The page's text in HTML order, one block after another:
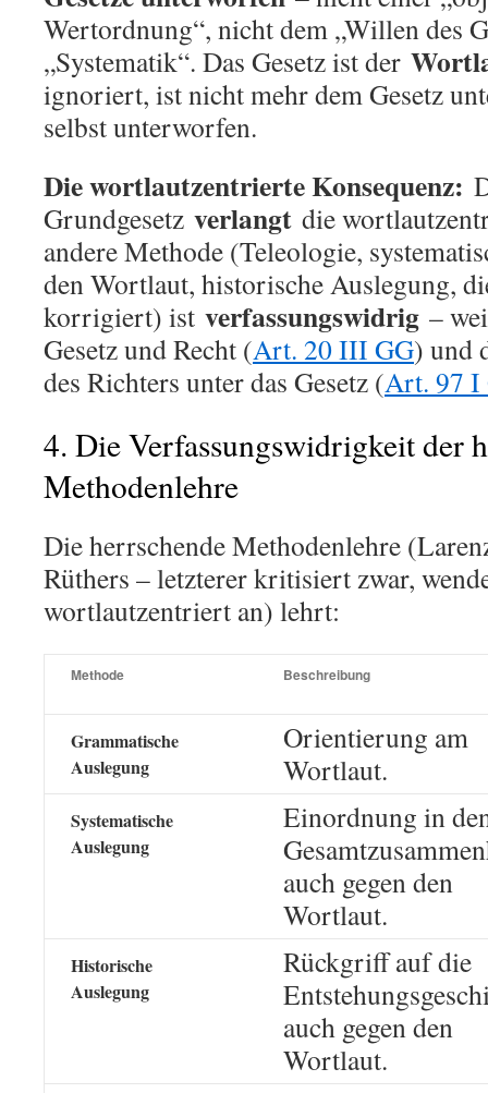
Wertordnung“, nicht dem „Willen des
„Systematik“. Das Gesetz ist der
ignoriert, ist nicht mehr dem Gesetz
selbst unterworfen.
Die wortlautzentrierte Konsequenz:
Grundgesetz verlangt die
andere Methode (Teleologie,
den Wortlaut, historische Auslegung,
korrigiert) ist verfassungswidrig –
Gesetz und Recht (Art. 20 III GG) und
des Richters unter das Gesetz (Art. 97 I
4. Die Verfassungswidrigkeit der
Methodenlehre
Die herrschende Methodenlehre
Rüthers – letzterer kritisiert zwar,
wortlautzentriert an) lehrt:
Methode Beschreibung
Grammatische
Auslegung
Orientierung am
Wortlaut.
Systematische
Auslegung
Einordnung in
auch gegen den
Wortlaut.
Historische
Auslegung
Rückgriff auf die
auch gegen den
Wortlaut.